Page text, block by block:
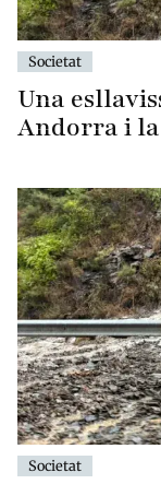
Societat
Una
Andorra i
Societat